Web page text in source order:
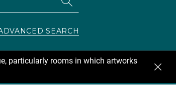
SEARCH
particularly rooms in which artworks